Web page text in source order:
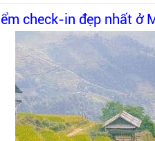
check-in đẹp nhất ở